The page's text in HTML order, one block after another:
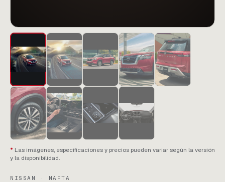
Las imágenes, especificaciones y precios pueden variar según la versión
y la disponibilidad.
NISSAN · NAFTA